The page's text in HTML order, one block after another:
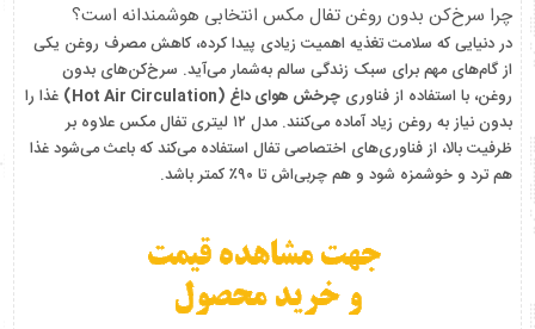
چرا سرخ‌کن بدون روغن تفال مکس انتخابی هوشمندانه است؟
در دنیایی که سلامت تغذیه اهمیت زیادی پیدا کرده، کاهش مصرف روغن یکی
از گام‌های مهم برای سبک زندگی سالم به‌شمار می‌آید. سرخ‌کن‌های بدون
روغن، با استفاده از فناوریچرخش هوای داغ (Hot Air Circulation)
غذا را
بدون نیاز به روغن زیاد آماده می‌کنند. مدل ۱۲ لیتری تفال مکس علاوه بر
ظرفیت بالا، از فناوری‌های اختصاصی تفال استفاده می‌کند که باعث می‌شود غذا
هم ترد و خوشمزه شود و هم چربی‌اش تا ۹۰٪ کمتر باشد.